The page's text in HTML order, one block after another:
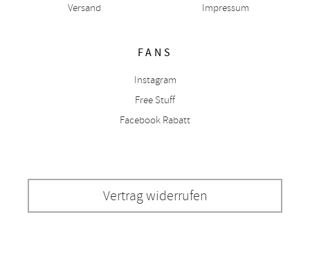
Versand
Impressum
FANS
Instagram
Free Stuff
Facebook Rabatt
Vertrag widerrufen